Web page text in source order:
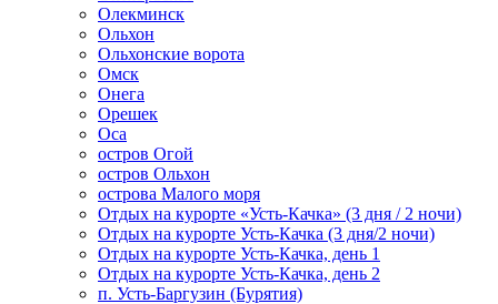
Олекминск
Ольхон
Ольхонские ворота
Омск
Онега
Орешек
Оса
остров Огой
остров Ольхон
острова Малого моря
Отдых на курорте «Усть-Качка» (3 дня / 2 ночи)
Отдых на курорте Усть-Качка (3 дня/2 ночи)
Отдых на курорте Усть-Качка, день 1
Отдых на курорте Усть-Качка, день 2
п. Усть-Баргузин (Бурятия)